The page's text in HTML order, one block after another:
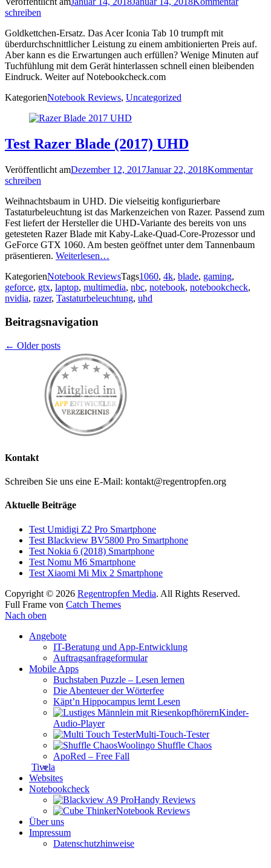
schreiben
Goldkettchen-Ersatz. Das Acer Iconia Tab 10 trumpft mit
überdurchschnittlicher Leistung zu einem ambitionierten Preis auf.
Aber kann es die Erwartungen auch erfüllen? Wenige Minuten auf
Tuchfühlung mit dem Gerät hinterlassen schnell einen bleibenden
Eindruck. Weiter auf Notebookcheck.com
KategorienNotebook Reviews, Uncategorized
Test Razer Blade (2017) UHD
Veröffentlicht amDezember 12, 2017Januar 22, 2018Kommentar
schreiben
Weihnachtsbaum in UHD. Die vielseitig konfigurierbare
Tastaturbeleuchtung ist das Markenzeichen von Razer. Passend zum
Fest liefert der Hersteller die UHD-Variante des bereits von uns
getesteten Razer Blade mit Kaby-Lake-Quad-Core-Prozessor und
GeForce GTX 1060. Am besten geöffnet unter dem Tannenbaum
präsentieren. Weiterlesen…
KategorienNotebook ReviewsTags1060, 4k, blade, gaming,
geforce, gtx, laptop, multimedia, nbc, notebook, notebookcheck,
nvidia, razer, Tastaturbeleuchtung, uhd
Beitragsnavigation
← Older posts
Kontakt
Schreiben Sie uns eine E-Mail: kontakt@regentropfen.org
Aktuelle Beiträge
Test Umidigi Z2 Pro Smartphone
Test Blackview BV5800 Pro Smartphone
Test Nokia 6 (2018) Smartphone
Test Nomu M6 Smartphone
Test Xiaomi Mi Mix 2 Smartphone
Copyright © 2026 Regentropfen Media. All Rights Reserved.
Full Frame von Catch Themes
Nach oben
Angebote
IT-Beratung und App-Entwicklung
Auftragsanfrageformular
Mobile Apps
Buchstaben Puzzle – Lesen lernen
Die Abenteuer der Wörterfee
Käpt’n Hippocampus lernt Lesen
Kinder-
Audio-Player
Multi-Touch-Tester
Woolingo Shuffle Chaos
ApoRed – Free Fall
Tivela
Websites
Notebookcheck
Handy Reviews
Notebook Reviews
Über uns
Impressum
Datenschutzhinweise